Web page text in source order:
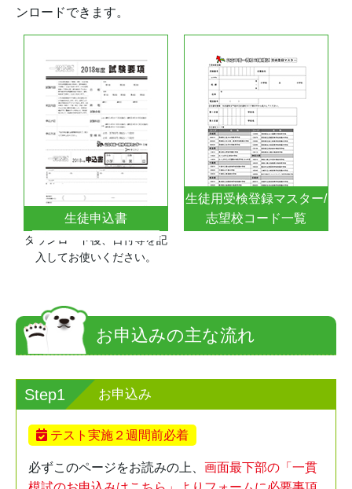
ンロードできます。
生徒申込書
ダウンロード後、日付等を記
入してお使いください。
生徒用受検登録マスター/
志望校コード一覧
お申込みの主な流れ
Step1 お申込み
テスト実施２週間前必着
必ずこのページをお読みの上、 画面最下部の「一貫